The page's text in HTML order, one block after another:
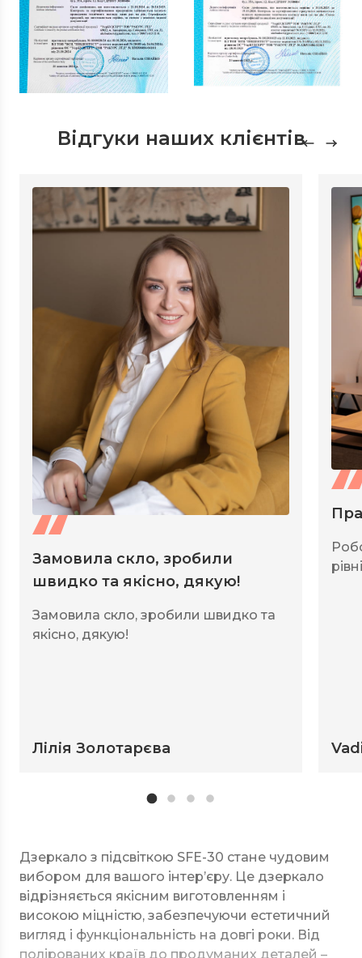
Відгуки наших клієнтів
Замовила скло, зробили
швидко та якісно, дякую!
Замовила скло, зробили швидко та
якісно, дякую!
Лілія Золотарєва
Дзеркало з підсвіткою SFE-30 стане чудовим
вибором для вашого інтер’єру. Це дзеркало
відрізняється якісним виготовленням і
високою міцністю, забезпечуючи естетичний
вигляд і функціональність на довгі роки. Від
полірованих країв до продуманих деталей –